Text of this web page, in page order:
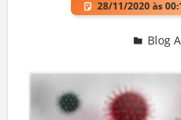
28/11/2020 às
Blog